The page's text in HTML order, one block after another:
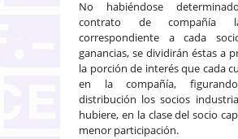
No habiéndose
contrato de compañía
correspondiente a cada
ganancias, se dividirán éstas a
la porción de interés que cada
en la compañía,
distribución los socios
hubiere, en la clase del socio
menor participación.